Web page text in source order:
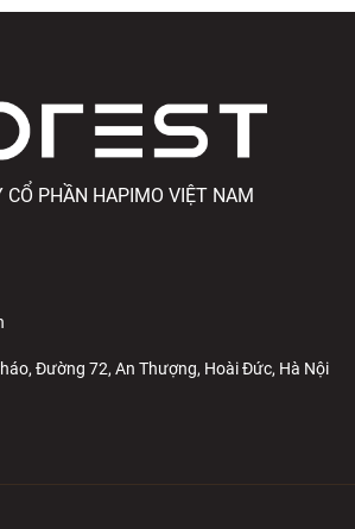
CỔ PHẦN HAPIMO VIỆT NAM
Đường 72, An Thượng, Hoài Đức, Hà Nội